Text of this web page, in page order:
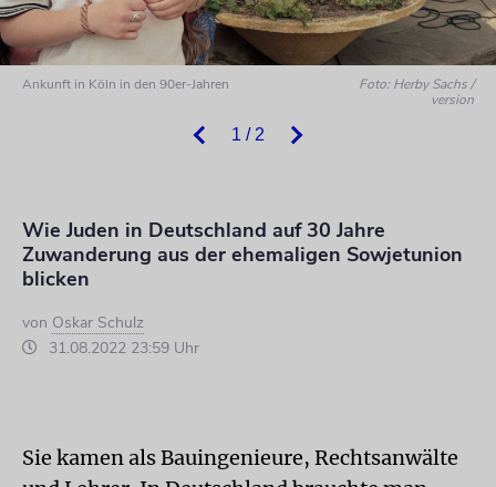
1 / 2
Ankunft in Köln in den 90er-Jahren
Foto: Herby Sachs /
version
Wie Juden in Deutschland auf 30 Jahre
Zuwanderung aus der ehemaligen Sowjetunion
blicken
von Oskar Schulz
31.08.2022 23:59 Uhr
Sie kamen als Bauingenieure, Rechtsanwälte